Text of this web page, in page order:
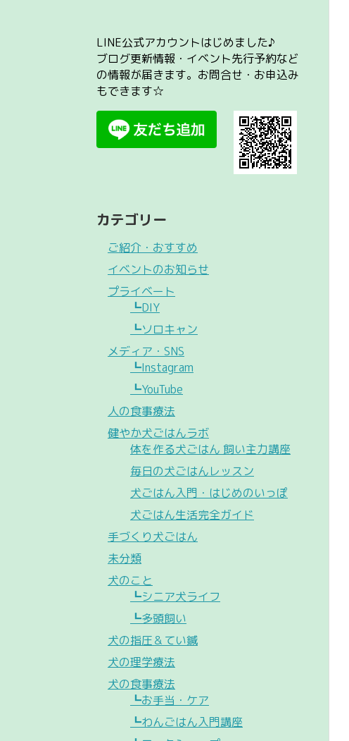
LINE公式アカウントはじめました♪
ブログ更新情報・イベント先行予約など
の情報が届きます。お問合せ・お申込み
もできます☆
カテゴリー
ご紹介・おすすめ
イベントのお知らせ
プライベート
┗DIY
┗ソロキャン
メディア・SNS
┗Instagram
┗YouTube
人の食事療法
健やか犬ごはんラボ
体を作る犬ごはん 飼い主力講座
毎日の犬ごはんレッスン
犬ごはん入門・はじめのいっぽ
犬ごはん生活完全ガイド
手づくり犬ごはん
未分類
犬のこと
┗シニア犬ライフ
┗多頭飼い
犬の指圧＆てい鍼
犬の理学療法
犬の食事療法
┗お手当・ケア
┗わんごはん入門講座